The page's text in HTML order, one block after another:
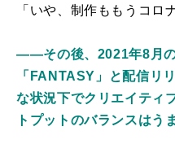
「いや、制作ももうコロ
――その後、2021年8月
「FANTASY」と配信リ
な状況下でクリエイティ
トプットのバランスはう